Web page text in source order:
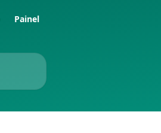
Painel